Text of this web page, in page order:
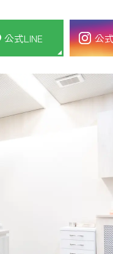
公式LINE 公